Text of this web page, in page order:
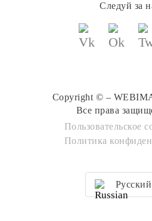
Следуй за
Copyright © –
Все права
Пользовательское
Политика
Русский